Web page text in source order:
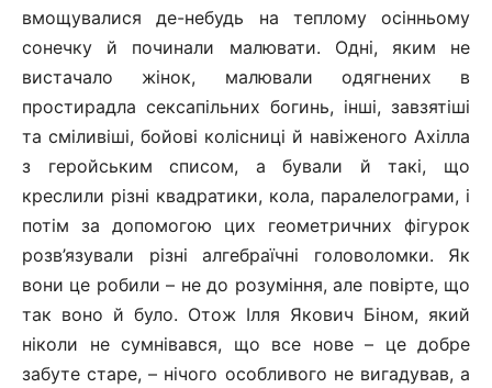
вмощувалися де-небудь на теплому осінньому
сонечку й починали малювати. Одні, яким не
вистачало жінок, малювали одягнених в
простирадла сексапільних богинь, інші, завзятіші
та сміливіші, бойові колісниці й навіженого Ахілла
з геройським списом, а бували й такі, що
креслили різні квадратики, кола, паралелограми, і
потім за допомогою цих геометричних фігурок
розв’язували різні алгебраїчні головоломки. Як
вони це робили – не до розуміння, але повірте, що
так воно й було. Отож Ілля Якович Біном, який
ніколи не сумнівався, що все нове – це добре
забуте старе, – нічого особливого не вигадував, а